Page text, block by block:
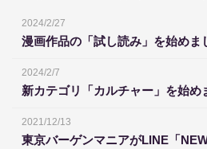
2024/2/27
漫画作品の「試し読み」を始めま
2024/2/7
新カテゴリ「カルチャー」を始め
2021/12/13
東京バーゲンマニアがLINE「